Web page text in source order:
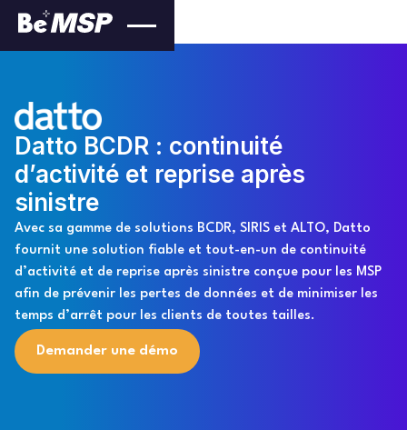
Datto BCDR : continuité
d’activité et reprise après
sinistre
Avec sa gamme de solutions BCDR, SIRIS et ALTO, Datto
fournit une solution fiable et tout-en-un de continuité
d’activité et de reprise après sinistre conçue pour les MSP
afin de prévenir les pertes de données et de minimiser les
temps d’arrêt pour les clients de toutes tailles.
Demander une démo